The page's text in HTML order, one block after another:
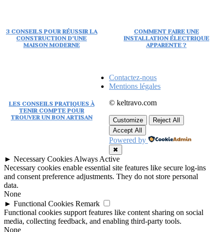
3 CONSEILS POUR RÉUSSIR LA
CONSTRUCTION D’UNE
MAISON MODERNE
COMMENT FAIRE UNE
INSTALLATION ÉLECTRIQUE
APPARENTE ?
LES CONSEILS PRATIQUES À
TENIR COMPTE POUR
TROUVER UN BON ARTISAN
Contactez-nous
Mentions légales
© keltravo.com
Customize
Reject All
Accept All
Powered by
✖
► Necessary Cookies Always Active
Necessary cookies enable essential site features like secure log-ins
and consent preference adjustments. They do not store personal
data.
None
► Functional Cookies Remark
Functional cookies support features like content sharing on social
media, collecting feedback, and enabling third-party tools.
None